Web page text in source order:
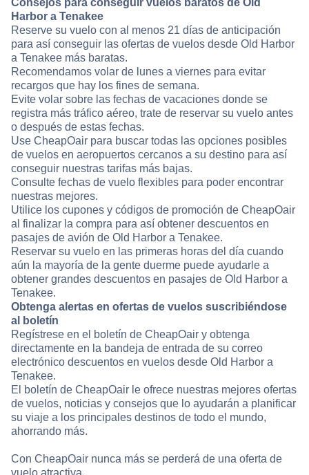
Consejos para conseguir vuelos baratos de Old
Harbor a Tenakee
Reserve su vuelo con al menos 21 días de anticipación
para así conseguir las ofertas de vuelos desde Old Harbor
a Tenakee más baratas.
Recomendamos volar de lunes a viernes para evitar
recargos que hay los fines de semana.
Evite volar sobre las fechas de vacaciones donde se
registra más tráfico aéreo, trate de reservar su vuelo antes
o después de estas fechas.
Use CheapOair para buscar todas las opciones posibles
de vuelos en aeropuertos cercanos a su destino para así
conseguir nuestras tarifas más bajas.
Consulte fechas de vuelo flexibles para poder encontrar
nuestras mejores.
Utilice los cupones y códigos de promoción de CheapOair
al finalizar la compra para así obtener descuentos en
pasajes de avión de Old Harbor a Tenakee.
Reservar su vuelo en las primeras horas del día cuando
aún la mayoría de la gente duerme puede ayudarle a
obtener grandes descuentos en pasajes de Old Harbor a
Tenakee.
Obtenga alertas en ofertas de vuelos suscribiéndose
al boletín
Regístrese en el boletín de CheapOair y obtenga
directamente en la bandeja de entrada de su correo
electrónico descuentos en vuelos desde Old Harbor a
Tenakee.
El boletín de CheapOair le ofrece nuestras mejores ofertas
de vuelos, noticias y consejos que lo ayudarán a planificar
su viaje a los principales destinos de todo el mundo,
ahorrando más.
Con CheapOair nunca más se perderá de una oferta de